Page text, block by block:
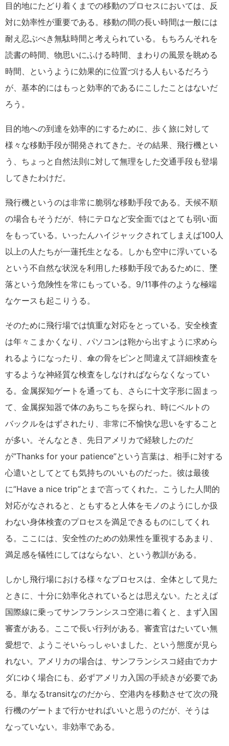
目的地にたどり着くまでの移動のプロセスにおいては、反
対に効率性が重要である。移動の間の長い時間は一般には
耐え忍ぶべき無駄時間と考えられている。もちろんそれを
読書の時間、物思いにふける時間、まわりの風景を眺める
時間、というように効果的に位置づける人もいるだろう
が、基本的にはもっと効率的であるにこしたことはないだ
ろう。
目的地への到達を効率的にするために、歩く旅に対して
様々な移動手段が開発されてきた。その結果、飛行機とい
う、ちょっと自然法則に対して無理をした交通手段も登場
してきたわけだ。
飛行機というのは非常に脆弱な移動手段である。天候不順
の場合もそうだが、特にテロなど安全面ではとても弱い面
をもっている。いったんハイジャックされてしまえば100人
以上の人たちが一蓮托生となる。しかも空中に浮いている
という不自然な状況を利用した移動手段であるために、墜
落という危険性を常にもっている。9/11事件のような極端
なケースも起こりうる。
そのために飛行場では慎重な対応をとっている。安全検査
は年々こまかくなり、パソコンは鞄から出すように求めら
れるようになったり、傘の骨をピンと間違えて詳細検査を
するような神経質な検査をしなければならなくなってい
る。金属探知ゲートを通っても、さらに十文字形に固まっ
て、金属探知器で体のあちこちを探られ、時にベルトの
バックルをはずされたり、非常に不愉快な思いをすること
が多い。そんなとき、先日アメリカで経験したのだ
が”Thanks for your patience”という言葉は、相手に対する
心遣いとしてとても気持ちのいいものだった。彼は最後
に”Have a nice trip”とまで言ってくれた。こうした人間的
対応がなされると、ともすると人体をモノのようにしか扱
わない身体検査のプロセスを満足できるものにしてくれ
る。ここには、安全性のための効果性を重視するあまり、
満足感を犠牲にしてはならない、という教訓がある。
しかし飛行場における様々なプロセスは、全体として見た
ときに、十分に効率化されているとは思えない。たとえば
国際線に乗ってサンフランシスコ空港に着くと、まず入国
審査がある。ここで長い行列がある。審査官はたいてい無
愛想で、ようこそいらっしゃいました、という態度が見ら
れない。アメリカの場合は、サンフランシスコ経由でカナ
ダにゆく場合にも、必ずアメリカ入国の手続きが必要であ
る。単なるtransitなのだから、空港内を移動させて次の飛
行機のゲートまで行かせればいいと思うのだが、そうは
なっていない。非効率である。